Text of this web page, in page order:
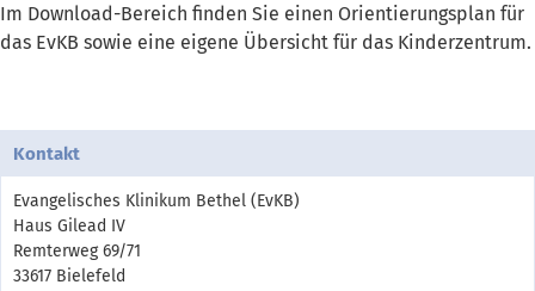
Im Download-Bereich finden Sie einen Orientierungsplan für
das EvKB sowie eine eigene Übersicht für das Kinderzentrum.
Kontakt
Evangelisches Klinikum Bethel (EvKB)
Haus Gilead IV
Remterweg 69/71
33617 Bielefeld